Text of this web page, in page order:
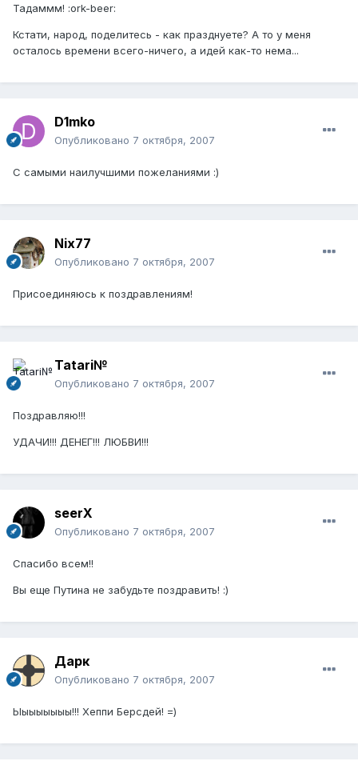
Тадаммм! :ork-beer:
Кстати, народ, поделитесь - как празднуете? А то у меня
осталось времени всего-ничего, а идей как-то нема...
D1mko
Опубликовано 7 октября, 2007
C самыми наилучшими пожеланиями :)
Nix77
Опубликовано 7 октября, 2007
Присоединяюсь к поздравлениям!
Tatari№
Опубликовано 7 октября, 2007
Поздравляю!!!
УДАЧИ!!! ДЕНЕГ!!! ЛЮБВИ!!!
seerX
Опубликовано 7 октября, 2007
Cпасибо всем!!
Вы еще Путина не забудьте поздравить! :)
Дарк
Опубликовано 7 октября, 2007
Ыыыыыыыы!!! Хеппи Берсдей! =)